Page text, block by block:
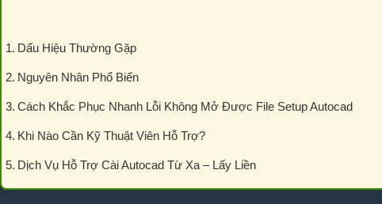
Dấu Hiệu Thường Gặp
Nguyên Nhân Phổ Biến
Cách Khắc Phục Nhanh Lỗi Không Mở Được File Setup Autocad
Khi Nào Cần Kỹ Thuật Viên Hỗ Trợ?
Dịch Vụ Hỗ Trợ Cài Autocad Từ Xa – Lấy Liền